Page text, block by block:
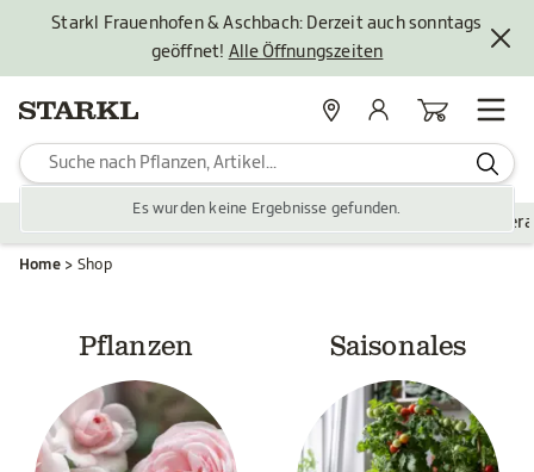
Starkl Frauenhofen & Aschbach: Derzeit auch sonntags
geöffnet! Alle Öffnungszeiten
Es wurden keine Ergebnisse gefunden.
StandorteMein KontoWarenkorb
Zubehör Gartengestaltung
Home Shop
Pflanzen Saisonales